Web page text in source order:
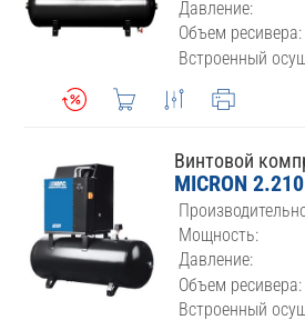
Давление:
Объем ресивера:
Встроенный
Винтовой
MICRON
Мощность:
Давление:
Объем ресивера:
Встроенный